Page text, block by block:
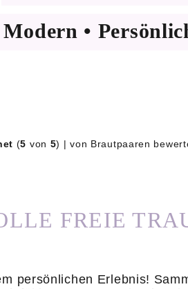
Modern •
(5 von 5) | von Brautpaaren
FREIE
persönlichen Erlebnis!